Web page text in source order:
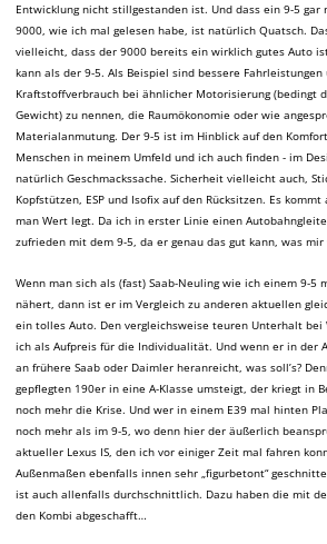
Entwicklung nicht stillgestanden ist. Und dass ein 9-5 gar
9000, wie ich mal gelesen habe, ist natürlich Quatsch.
vielleicht, dass der 9000 bereits ein wirklich gutes Auto
kann als der 9-5. Als Beispiel sind bessere Fahrleistungen
Kraftstoffverbrauch bei ähnlicher Motorisierung (bedingt
Gewicht) zu nennen, die Raumökonomie oder wie
Materialanmutung. Der 9-5 ist im Hinblick auf den
Menschen in meinem Umfeld und ich auch finden - im
natürlich Geschmackssache. Sicherheit vielleicht auch,
Kopfstützen, ESP und Isofix auf den Rücksitzen. Es
man Wert legt. Da ich in erster Linie einen
zufrieden mit dem 9-5, da er genau das gut kann, was
Wenn man sich als (fast) Saab-Neuling wie ich einem 9-5
nähert, dann ist er im Vergleich zu anderen aktuellen
ein tolles Auto. Den vergleichsweise teuren Unterhalt bei
ich als Aufpreis für die Individualität. Und wenn er in der
an frühere Saab oder Daimler heranreicht, was soll’s?
gepflegten 190er in eine A-Klasse umsteigt, der kriegt in
noch mehr die Krise. Und wer in einem E39 mal hinten
noch mehr als im 9-5, wo denn hier der äußerlich
aktueller Lexus IS, den ich vor einiger Zeit mal fahren
Außenmaßen ebenfalls innen sehr „figurbetont“
ist auch allenfalls durchschnittlich. Dazu haben die mit
den Kombi abgeschafft…